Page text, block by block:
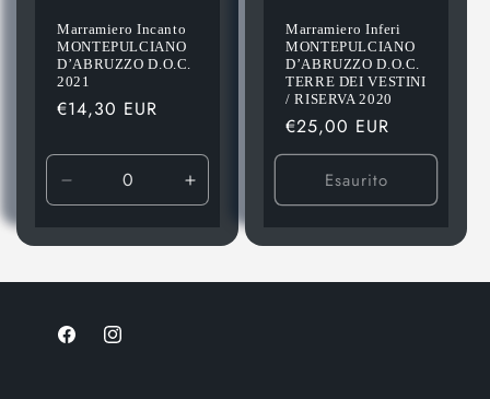
Marramiero Incanto
MONTEPULCIANO
D’ABRUZZO D.O.C.
2021
Prezzo
listino
€14,30 EUR
Diminuisci
quantità
Title
Aumenta
quantità
Title
Marramiero Inferi
MONTEPULCIANO
D’ABRUZZO D.O.C.
TERRE DEI VESTINI
/ RISERVA 2020
Prezzo
di
listino
€25,00 EUR
Esaurito
FacebookInstagram